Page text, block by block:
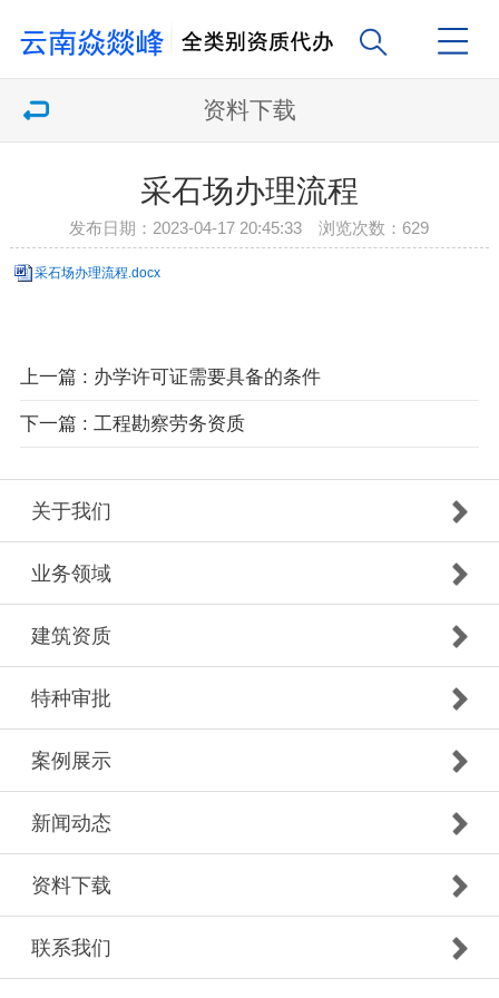
资料下载
采石场办理流程
发布日期：2023-04-17 20:45:33 浏览次数： 629
采石场办理流程.docx
上一篇 : 办学许可证需要具备的条件
下一篇 : 工程勘察劳务资质
关于我们
业务领域
建筑资质
特种审批
案例展示
新闻动态
资料下载
联系我们